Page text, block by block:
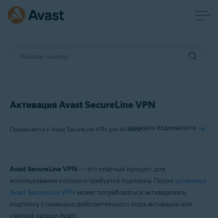
Активация Avast SecureLine VPN
Применяется к Avast SecureLine VPN для Windows, Avast SecureLine VPN для Mac, Avast SecureLine VPN для Android, Avast SecureLine VPN для iOS
ПОКАЗАТЬ ПОДРОБНОСТИ
Продукты:
Avast SecureLine VPN 5.x для Windows
Avast SecureLine VPN 6.x для Android
Avast SecureLine VPN 6.x для iOS
Avast SecureLine VPN — это платный продукт, для
использования которого требуется подписка. Послеустановки
Avast SecureLine VPN может потребоваться активировать
подписку с помощью действительного кода активации или
учетной записи Avast.